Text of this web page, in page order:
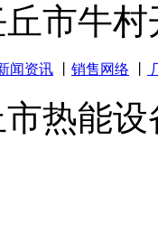
市牛村
闻资讯 销售网络
市热能